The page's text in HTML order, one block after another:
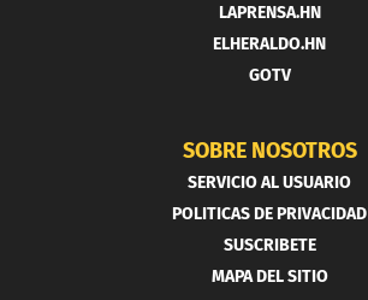
LAPRENSA.HN
ELHERALDO.HN
GOTV
SOBRE NOSOTROS
SERVICIO AL USUARIO
POLITICAS DE PRIVACIDAD
SUSCRIBETE
MAPA DEL SITIO